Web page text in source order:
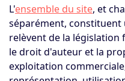
L'ensemble du site, et
séparément,
relèvent de la
le droit d'auteur et la
exploitation